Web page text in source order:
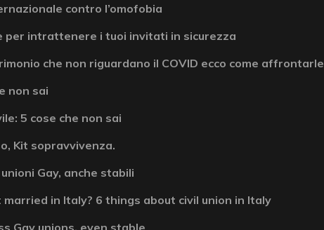
contro l’omofobia
per intrattenere i tuoi invitati in sicurezza
che non riguardano il COVID ecco come affrontarle
non sai
5 cose che non sai
Kit sopravvivenza.
Gay, anche stabili
in Italy? 6 things about civil union in Italy
Gay unions, even stable